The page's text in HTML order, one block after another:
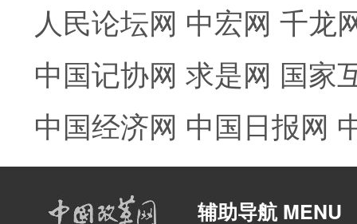
人民论坛网 中宏网 千龙
中国记协网 求是网 国家
中国经济网 中国日报网
辅助导航 MENU